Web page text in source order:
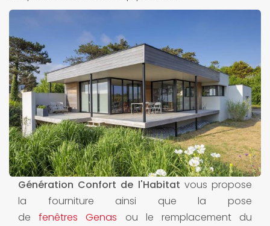
Génération Confort de l'Habitat vous propose
la fourniture ainsi que la pose
defenêtres Genas ou le remplacement du